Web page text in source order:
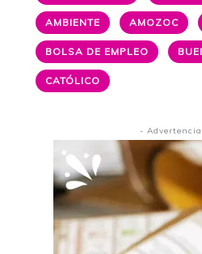
AMBIENTE AMOZOC
BOLSA DE EMPLEO
CATÓLICO
-